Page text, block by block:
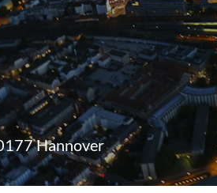
Hannover